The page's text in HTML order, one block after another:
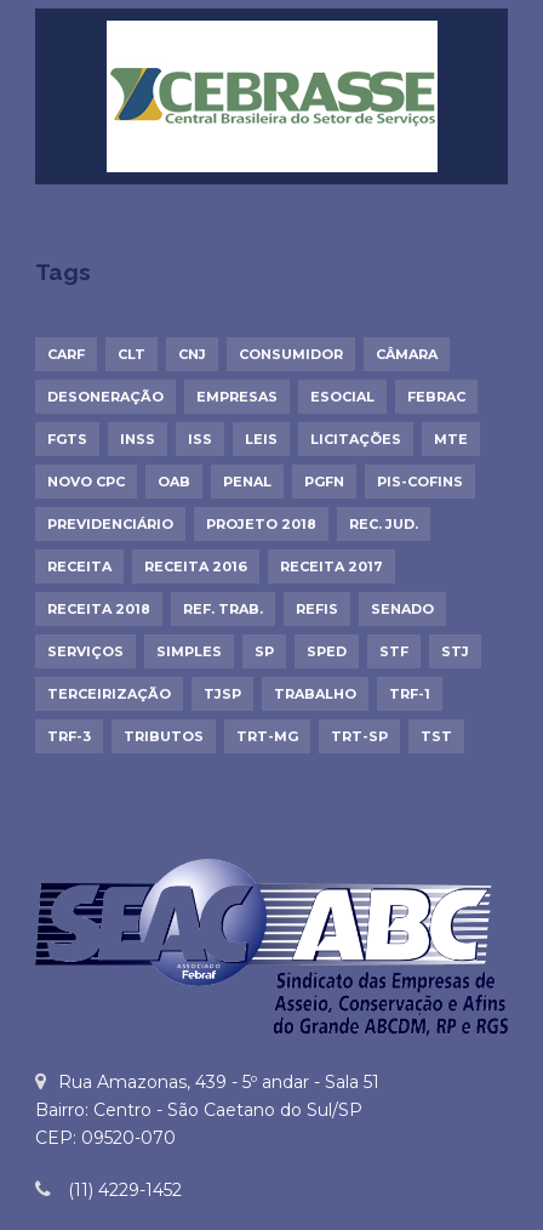
Tags
CARF CLT CNJ CONSUMIDOR CÂMARA
DESONERAÇÃO EMPRESAS ESOCIAL FEBRAC
FGTS INSS ISS LEIS LICITAÇÕES MTE
NOVO CPC OAB PENAL PGFN PIS-COFINS
PREVIDENCIÁRIO PROJETO 2018 REC. JUD.
RECEITA RECEITA 2016 RECEITA 2017
RECEITA 2018 REF. TRAB. REFIS SENADO
SERVIÇOS SIMPLES SP SPED STF STJ
TERCEIRIZAÇÃO TJSP TRABALHO TRF-1
TRF-3 TRIBUTOS TRT-MG TRT-SP TST
Rua Amazonas, 439 - 5º andar - Sala 51
Bairro: Centro - São Caetano do Sul/SP
CEP: 09520-070
(11) 4229-1452